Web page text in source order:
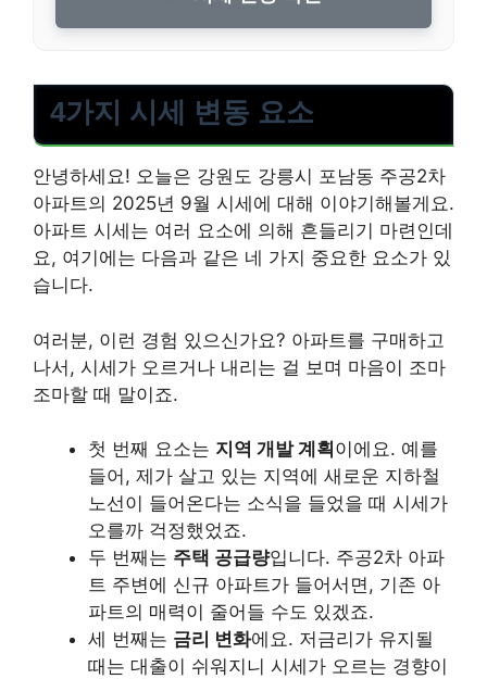
4가지 시세 변동 요소
안녕하세요! 오늘은 강원도 강릉시 포남동 주공2차
아파트의 2025년 9월 시세에 대해 이야기해볼게요.
아파트 시세는 여러 요소에 의해 흔들리기 마련인데
요, 여기에는 다음과 같은 네 가지 중요한 요소가 있
습니다.
여러분, 이런 경험 있으신가요? 아파트를 구매하고
나서, 시세가 오르거나 내리는 걸 보며 마음이 조마
조마할 때 말이죠.
첫 번째 요소는 지역 개발 계획 이에요. 예를
들어, 제가 살고 있는 지역에 새로운 지하철
노선이 들어온다는 소식을 들었을 때 시세가
오를까 걱정했었죠.
두 번째는 주택 공급량입니다. 주공2차 아파
트 주변에 신규 아파트가 들어서면, 기존 아
파트의 매력이 줄어들 수도 있겠죠.
세 번째는 금리 변화에요. 저금리가 유지될
때는 대출이 쉬워지니 시세가 오르는 경향이